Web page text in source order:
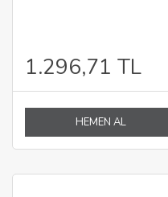
1.296,71 TL
HEMEN AL